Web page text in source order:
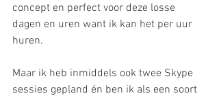
concept en perfect voor deze losse
dagen en uren want ik kan het per uur
huren.
Maar ik heb inmiddels ook twee Skype
sessies gepland én ben ik als een soort